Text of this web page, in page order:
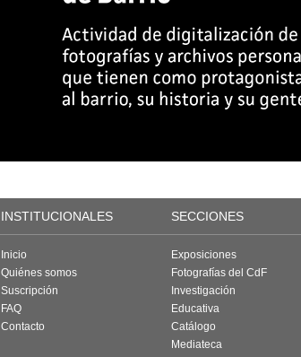
INSTITUCIONALES SECCIONES
Inicio
Quiénes somos
Suscripción
FAQ
Contacto
Exposiciones
Fotografías del CdF
Investigación
Educativa
Catálogo
Mediateca